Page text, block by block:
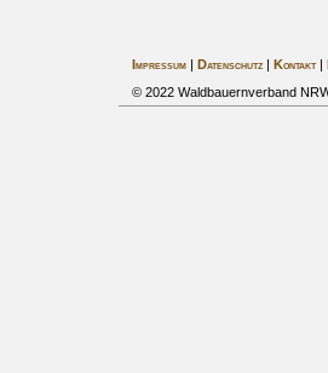
Impressum| Datenschutz| Kontakt|
© 2022 Waldbauernverband